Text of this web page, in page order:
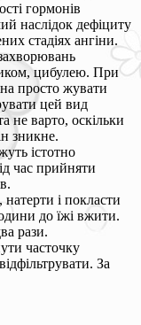
гормонів
наслідок дефіциту
стадіях ангіни.
цибулею. При
просто жувати
цей вид
не варто, оскільки
зникне.
істотно
час прийняти
і покласти
до їжі вжити.
рази.
часточку
За